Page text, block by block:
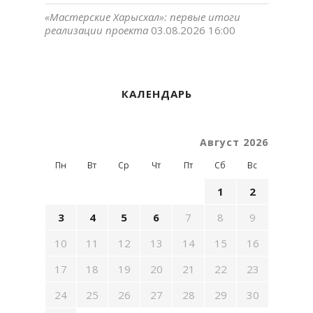
«Мастерские Харысхал»: первые итоги
реализации проекта 03.08.2026 16:00
КАЛЕНДАРЬ
Август 2026
Пн Вт Ср Чт Пт Сб Вс
1
2
3
4 5 6 7 8
9
10
11 12 13 14 15
16
17
18 19 20 21 22
23
24
25 26 27 28 29 30